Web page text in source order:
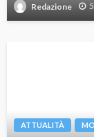
Redazione
ATTUALITÀ